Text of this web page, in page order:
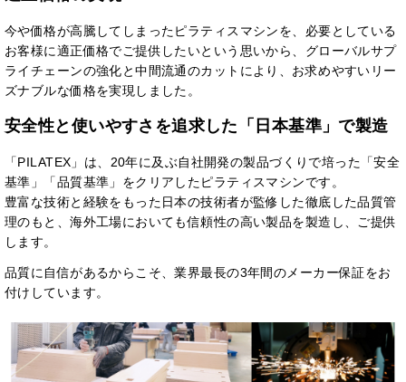
今や価格が高騰してしまったピラティスマシンを、必要としている
お客様に適正価格でご提供したいという思いから、グローバルサプ
ライチェーンの強化と中間流通のカットにより、お求めやすいリー
ズナブルな価格を実現しました。
安全性と使いやすさを追求した「日本基準」で製造
「PILATEX」は、20年に及ぶ自社開発の製品づくりで培った「安全
基準」「品質基準」をクリアしたピラティスマシンです。
豊富な技術と経験をもった日本の技術者が監修した徹底した品質管
理のもと、海外工場においても信頼性の高い製品を製造し、ご提供
します。
品質に自信があるからこそ、業界最長の3年間のメーカー保証をお
付けしています。